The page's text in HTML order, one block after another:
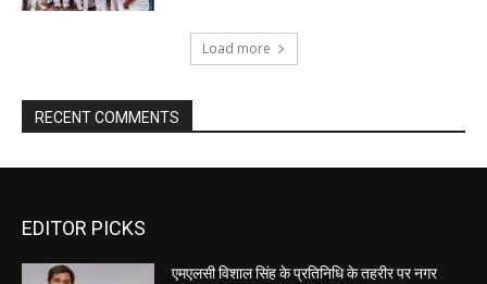
Load more
RECENT COMMENTS
EDITOR PICKS
एमएलसी विशाल सिंह के प्रतिनिधि के तहरीर पर नगर